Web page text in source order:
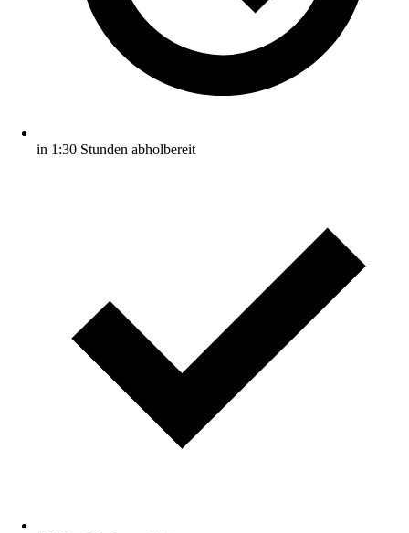
in 1:30 Stunden abholbereit